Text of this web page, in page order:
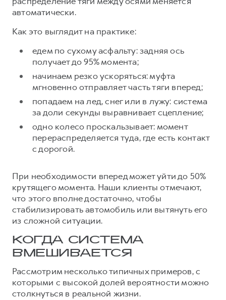
автоматически.
Как это выглядит на практике:
едем по сухому асфальту: задняя ось
получает до 95% момента;
начинаем резко ускоряться: муфта
мгновенно отправляет часть тяги вперед;
попадаем на лед, снег или в лужу: система
за доли секунды выравнивает сцепление;
одно колесо проскальзывает: момент
перераспределяется туда, где есть контакт
с дорогой.
При необходимости вперед может уйти до 50%
крутящего момента. Наши клиенты отмечают,
что этого вполне достаточно, чтобы
стабилизировать автомобиль или вытянуть его
из сложной ситуации.
КОГДА СИСТЕМА
ВМЕШИВАЕТСЯ
Рассмотрим несколько типичных примеров, с
которыми с высокой долей вероятности можно
столкнуться в реальной жизни.